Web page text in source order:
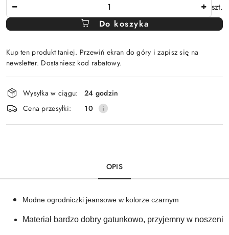
szt.
Do koszyka
Kup ten produkt taniej. Przewiń ekran do góry i zapisz się na
newsletter. Dostaniesz kod rabatowy.
Dostępność
i
dostawa
Wysyłka w ciągu:
24 godzin
Cena przesyłki:
10
OPIS
Modne ogrodniczki jeansowe w kolorze czarnym
Materiał bardzo dobry gatunkowo, przyjemny w noszeniu